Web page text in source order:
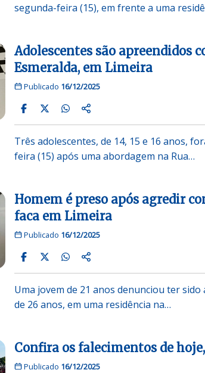
segunda-feira (15), em frente a uma
Adolescentes são apreendidos
Esmeralda, em Limeira
Publicado 16/12/2025
Três adolescentes, de 14, 15 e 16 anos,
feira (15) após uma abordagem na Rua…
Homem é preso após agredir
faca em Limeira
Publicado 16/12/2025
Uma jovem de 21 anos denunciou ter
de 26 anos, em uma residência na…
Confira os falecimentos de hoje,
Publicado 16/12/2025